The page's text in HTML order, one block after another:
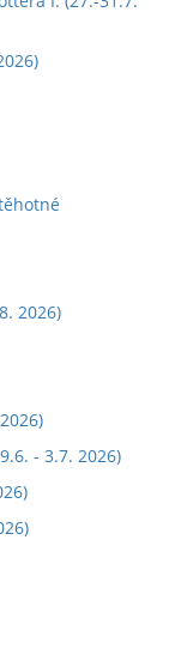
2026)
- 3.7. 2026)